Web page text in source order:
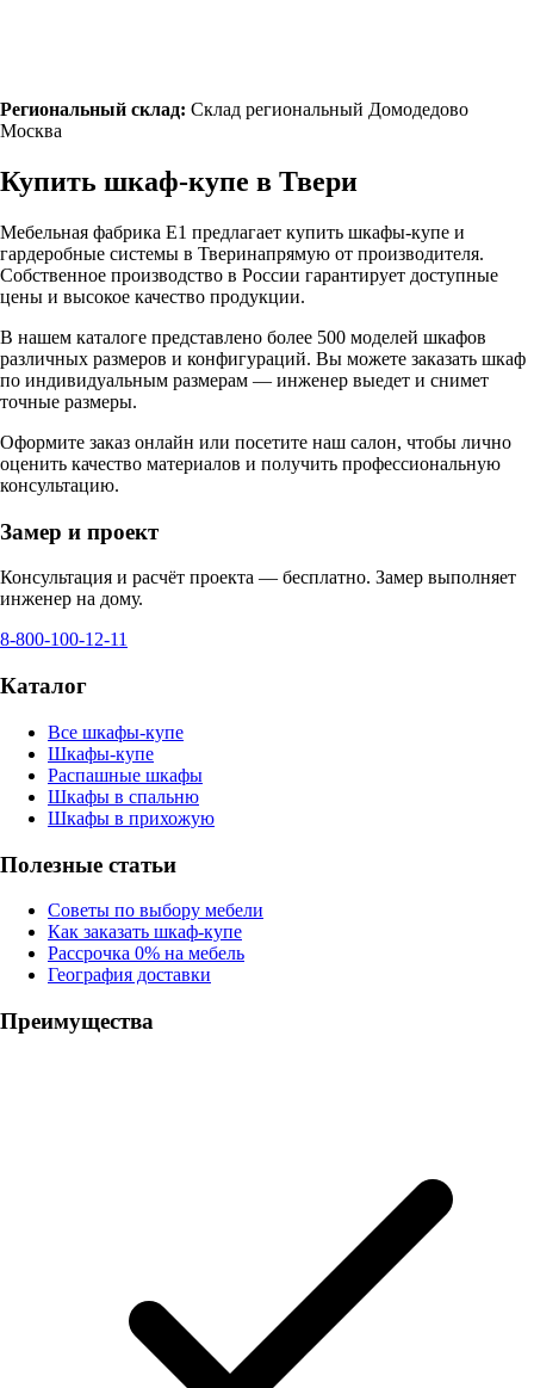
Региональный склад: Склад региональный Домодедово
Москва
Купить шкаф-купе в Твери
Мебельная фабрика Е1 предлагает купить шкафы-купе и
гардеробные системы в Тверинапрямую от производителя.
Собственное производство в России гарантирует доступные
цены и высокое качество продукции.
В нашем каталоге представлено более 500 моделей шкафов
различных размеров и конфигураций. Вы можете заказать шкаф
по индивидуальным размерам — инженер выедет и снимет
точные размеры.
Оформите заказ онлайн или посетите наш салон, чтобы лично
оценить качество материалов и получить профессиональную
консультацию.
Замер и проект
Консультация и расчёт проекта — бесплатно. Замер выполняет
инженер на дому.
8-800-100-12-11
Каталог
Все шкафы-купе
Шкафы-купе
Распашные шкафы
Шкафы в спальню
Шкафы в прихожую
Полезные статьи
Советы по выбору мебели
Как заказать шкаф-купе
Рассрочка 0% на мебель
География доставки
Преимущества